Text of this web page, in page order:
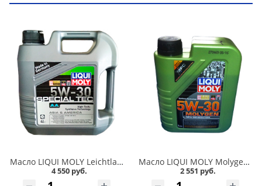
Масло LIQUI MOLY Leichtlauf Special AA 5W30 4л HC-синтетика в Омске
4 550 руб.
Масло LIQUI MOLY Molygen NG 5W30 1л HC-синтетика в Омске
2 551 руб.